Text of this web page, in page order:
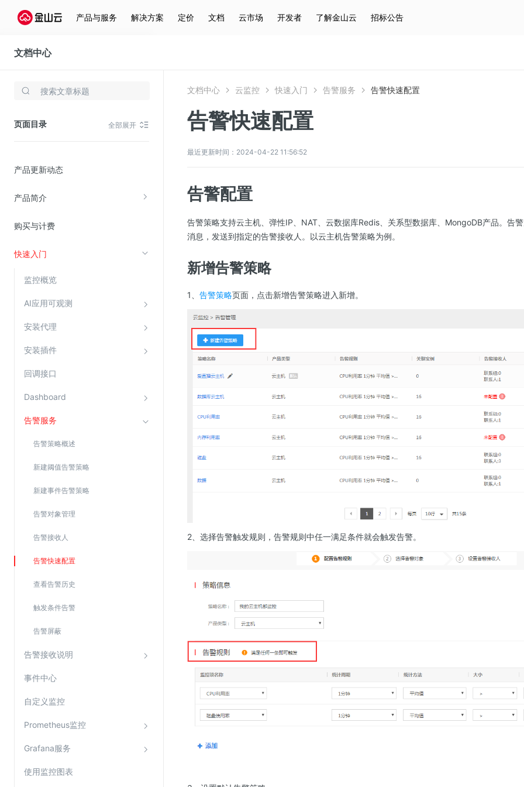
产品与服务 解决方案 定价 文档 云市场 开发者 了解金山云 招标公告
文档中心
云监控
页面目录 全部展开
产品更新动态
产品简介
购买与计费
快速入门
监控概览
AI应用可观测
安装代理
安装插件
回调接口
Dashboard
告警服务
告警策略概述
新建阈值告警策略
新建事件告警策略
告警对象管理
告警接收人
告警快速配置
查看告警历史
触发条件告警
告警屏蔽
告警接收说明
事件中心
自定义监控
Prometheus监控
Grafana服务
使用监控图表
存储与云分发
云硬盘(EBS)
在线迁移服务
视频云服务
云直播(KLS)
云转码(KET)
云安全
金山云云防火墙
云堡垒机
高防IP(KAD)
密钥管理服务
SSL证书管理
合规性
文档中心 云监控 快速入门 告警服务 告警快速配置
告警快速配置
最近更新时间：2024-04-22 11:56:52
告警配置
告警策略支持云主机、弹性IP、NAT、云数据库Redis、关系型数据库、MongoDB产品。告
消息，发送到指定的告警接收人。以云主机告警策略为例。
新增告警策略
1、 告警策略页面，点击新增告警策略进入新增。
2、选择告警触发规则，告警规则中任一满足条件就会触发告警。